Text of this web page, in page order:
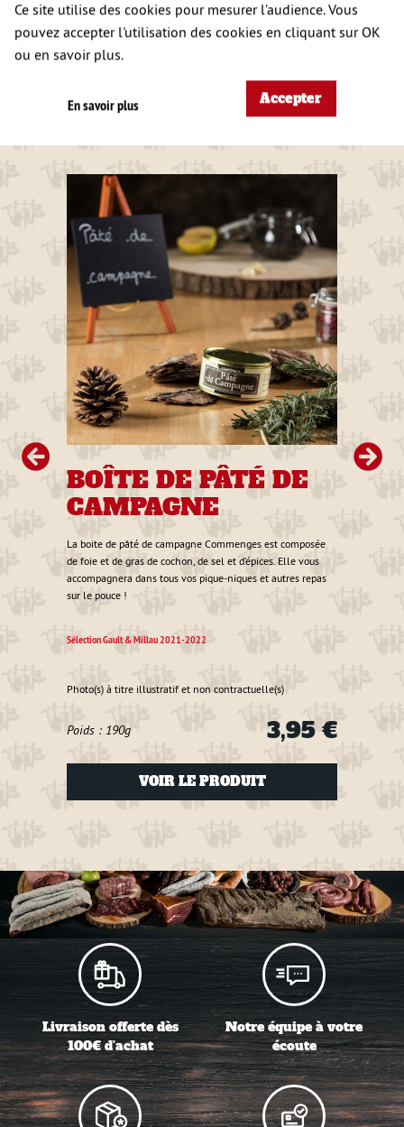
A DÉCOUVRIR
ÉGALEMENT
BOÎTE DE PÂTÉ DE
CAMPAGNE
La boite de pâté de campagne Commenges est composée
de foie et de gras de cochon, de sel et d’épices. Elle vous
accompagnera dans tous vos pique-niques et autres repas
sur le pouce !
Sélection Gault & Millau 2021-2022
Photo(s) à titre illustratif et non contractuelle(s)
Poids : 190g 3,95 €
VOIR LE PRODUIT
Livraison offerte dès
100€ d'achat
Notre équipe à votre
écoute
Ce site utilise des cookies pour mesurer l’audience. Vous
pouvez accepter l'utilisation des cookies en cliquant sur OK
ou en savoir plus.
En savoir plus Accepter